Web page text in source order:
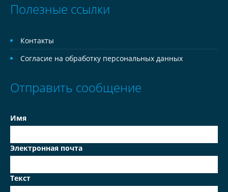
Полезные ссылки
Контакты
Согласие на обработку персональных данных
Отправить сообщение
Имя
Электронная почта
Текст